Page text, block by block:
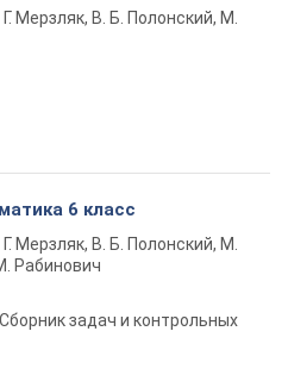
Г. Мерзляк, В. Б. Полонский, М.
6 класс
Г. Мерзляк, В. Б. Полонский, М.
Рабинович
Сборник задач и контрольных